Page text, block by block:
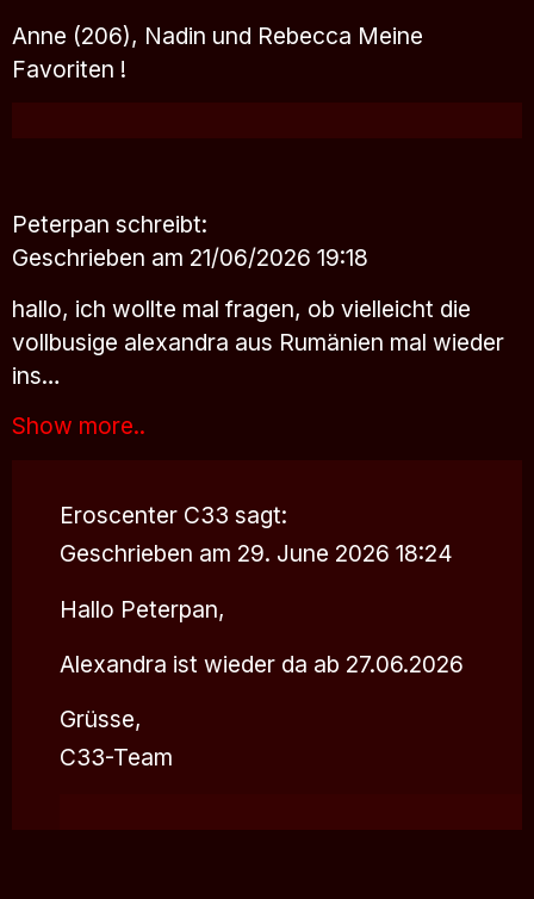
Anne (206), Nadin und Rebecca Meine
Favoriten !
Peterpan schreibt:
Geschrieben am 21/06/2026 19:18
hallo, ich wollte mal fragen, ob vielleicht die
vollbusige alexandra aus Rumänien mal wieder
ins…
Show more..
Eroscenter C33 sagt:
Geschrieben am 29. June 2026 18:24
Hallo Peterpan,
Alexandra ist wieder da ab 27.06.2026
Grüsse,
C33-Team